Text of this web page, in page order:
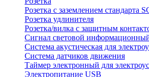
Розетка с заземлением стандарта
Розетка удлинителя
Розетка/вилка с защитным
Сигнал световой
Система акустическая для
Система датчиков движения
Таймер электронный для
Электропитание USB